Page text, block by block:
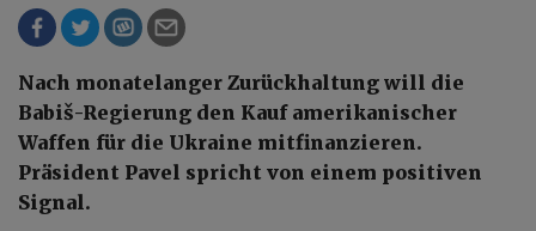
Nach monatelanger Zurückhaltung will die
Babiš-Regierung den Kauf amerikanischer
Waffen für die Ukraine mitfinanzieren.
Präsident Pavel spricht von einem positiven
Signal.